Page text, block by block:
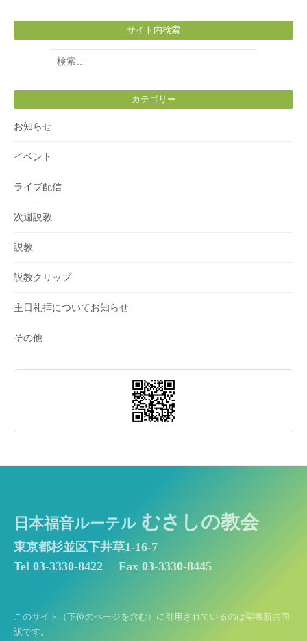
サイト内検索
検
索:
カテゴリー
お知らせ
イベント
ライブ配信
次週説教
説教
説教クリップ
主日礼拝についてお知らせ
その他
日本福音ルーテル むさしの教会
東京都杉並区下井草1-16-7
Tel 03-3330-8422
Fax 03-3330-8445
このサイト（下位のページを含む）に引用されているのは聖書新共同
訳です。